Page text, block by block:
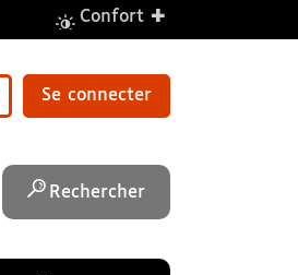
Confort +
Se connecter
Rechercher